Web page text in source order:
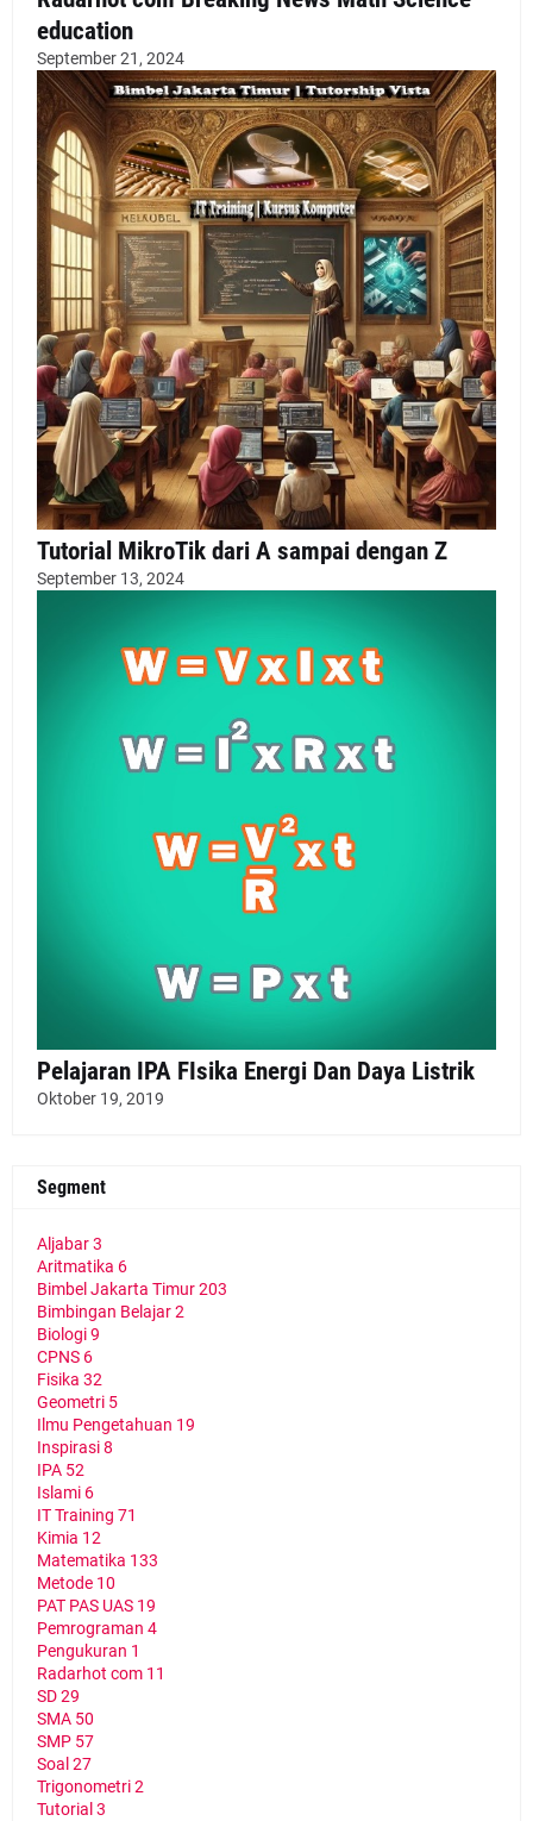
education
September 21, 2024
Tutorial MikroTik dari A sampai dengan Z
September 13, 2024
Pelajaran IPA FIsika Energi Dan Daya Listrik
Oktober 19, 2019
Segment
Aljabar3
Aritmatika 6
Bimbel Jakarta Timur203
Bimbingan Belajar2
Biologi9
CPNS 6
Fisika 32
Geometri 5
Ilmu Pengetahuan 19
Inspirasi8
IPA 52
Islami 6
IT Training 71
Kimia 12
Matematika 133
Metode 10
PAT PAS UAS 19
Pemrograman 4
Pengukuran 1
Radarhot com 11
SD29
SMA 50
SMP 57
Soal 27
Trigonometri2
Tutorial 3